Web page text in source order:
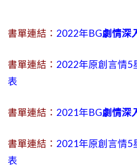
書單連結： 2022年BG劇情深
書單連結： 2022年原創言情5
表
書單連結： 2021年BG劇情深
書單連結： 2021年原創言情5
表